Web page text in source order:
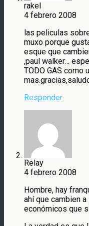
rakel
4 febrero 2008
las peliculas
muxo porque
esque que
,paul walker…
TODO GAS como
Responder
Relay
4 febrero 2008
Hombre, hay
ahí que cambien
económicos que